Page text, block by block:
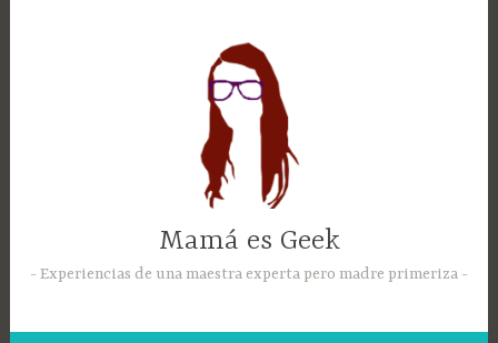
Mamá es Geek
Experiencias de una maestra experta pero madre primeriza